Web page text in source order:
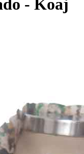
- Koaj